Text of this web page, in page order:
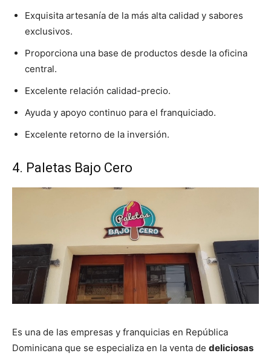
Exquisita artesanía de la más alta calidad y sabores
exclusivos.
Proporciona una base de productos desde la oficina
central.
Excelente relación calidad-precio.
Ayuda y apoyo continuo para el franquiciado.
Excelente retorno de la inversión.
4. Paletas Bajo Cero
Es una de las empresas y franquicias en República
Dominicana que se especializa en la venta de deliciosas